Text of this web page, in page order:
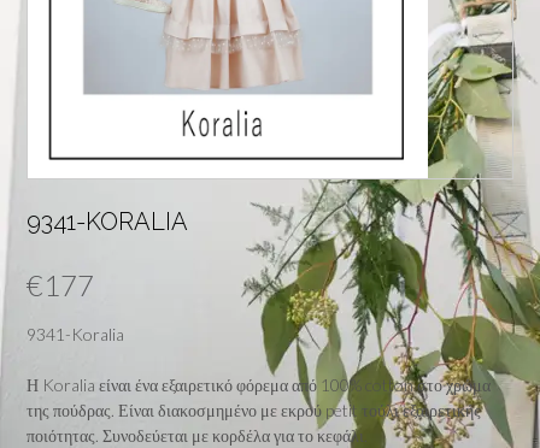
9341-KORALIA
€177
9341-Koralia
Η Koralia είναι ένα εξαιρετικό φόρεμα από 100% cotton στο χρώμα
της πούδρας. Είναι διακοσμημένο με εκρού petit τούλι εξαιρετικής
ποιότητας. Συνοδεύεται με κορδέλα για το κεφάλι.